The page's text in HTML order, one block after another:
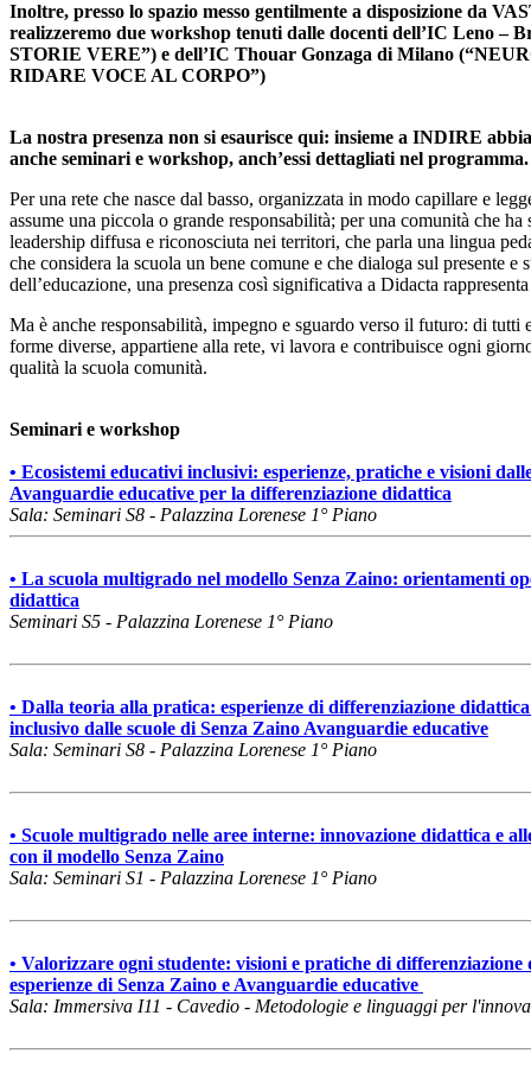
Inoltre, presso lo spazio messo gentilmente a disposizione da
realizzeremo due workshop tenuti dalle docenti dell’IC Leno –
STORIE VERE”) e dell’IC Thouar Gonzaga di Milano
RIDARE VOCE AL CORPO”)
La nostra presenza non si esaurisce qui: insieme a INDIRE
anche seminari e workshop, anch’essi dettagliati nel programma.
Per una rete che nasce dal basso, organizzata in modo capillare e
assume una piccola o grande responsabilità; per una comunità che ha
leadership diffusa e riconosciuta nei territori, che parla una lingua
che considera la scuola un bene comune e che dialoga sul presente e
dell’educazione, una presenza così significativa a Didacta
Ma è anche responsabilità, impegno e sguardo verso il futuro: di tutti
forme diverse, appartiene alla rete, vi lavora e contribuisce ogni
qualità la scuola comunità.
Seminari e workshop
• Ecosistemi educativi inclusivi: esperienze, pratiche e visioni
Avanguardie educative per la differenziazione didattica
Sala: Seminari S8 - Palazzina Lorenese 1° Piano
• La scuola multigrado nel modello Senza Zaino: orientamenti
didattica
Seminari S5 - Palazzina Lorenese 1° Piano
• Dalla teoria alla pratica: esperienze di differenziazione
inclusivo dalle scuole di Senza Zaino Avanguardie educative
Sala: Seminari S8 - Palazzina Lorenese 1° Piano
• Scuole multigrado nelle aree interne: innovazione didattica e
con il modello Senza Zaino
Sala: Seminari S1 - Palazzina Lorenese 1° Piano
• Valorizzare ogni studente: visioni e pratiche di differenziazione
esperienze di Senza Zaino e Avanguardie educative
Sala: Immersiva I11 - Cavedio - Metodologie e linguaggi per